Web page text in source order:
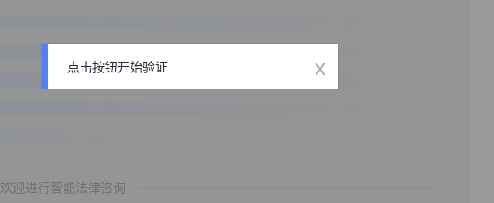
欢迎进行智能法律咨询
点击按钮开始验证 x